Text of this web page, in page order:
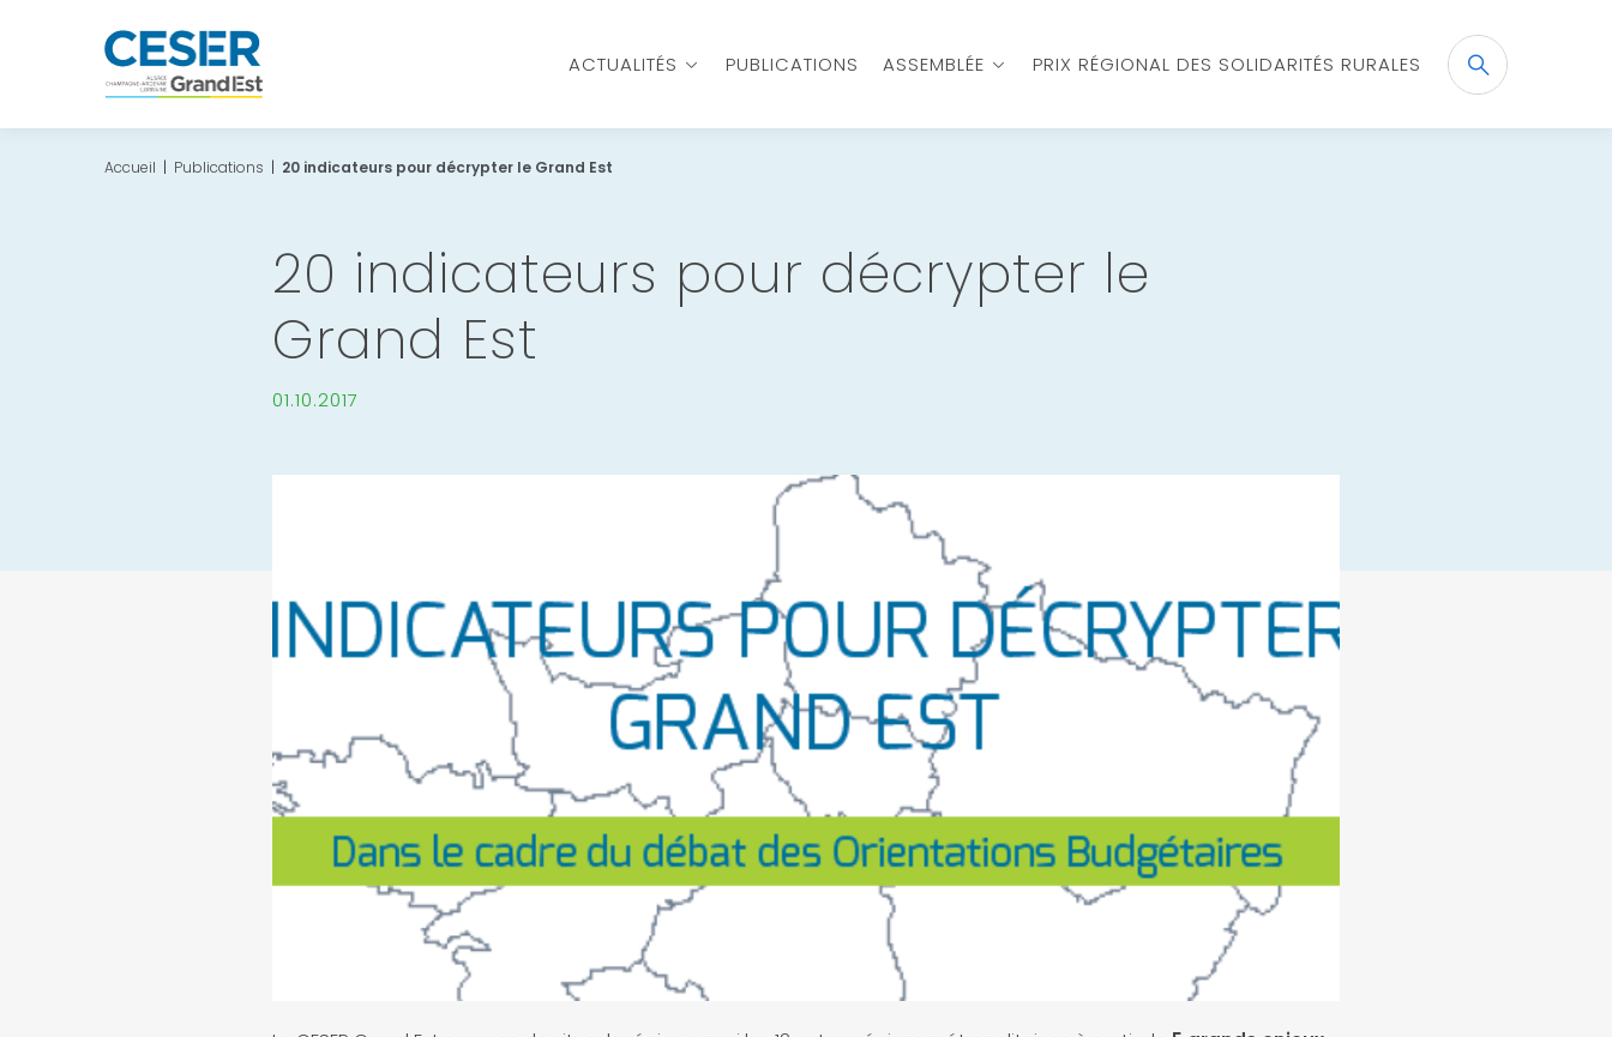
ACTUALITÉS PUBLICATIONS ASSEMBLÉE PRIX RÉGIONAL DES SOLIDARITÉS RURALESRecherche
OK
Accueil | Publications | 20 indicateurs pour décrypter le Grand Est
20 indicateurs pour décrypter le
Grand Est
01.10.2017